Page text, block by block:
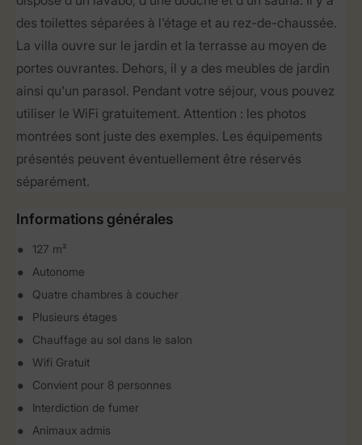
des toilettes séparées à l'étage et au rez-de-chaussée.
La villa ouvre sur le jardin et la terrasse au moyen de
portes ouvrantes. Dehors, il y a des meubles de jardin
ainsi qu'un parasol. Pendant votre séjour, vous pouvez
utiliser le WiFi gratuitement. Attention : les photos
montrées sont juste des exemples. Les équipements
présentés peuvent éventuellement être réservés
séparément.
Informations générales
127 m²
Autonome
Quatre chambres à coucher
Plusieurs étages
Chauffage au sol dans le salon
Wifi Gratuit
Convient pour 8 personnes
Interdiction de fumer
Animaux admis